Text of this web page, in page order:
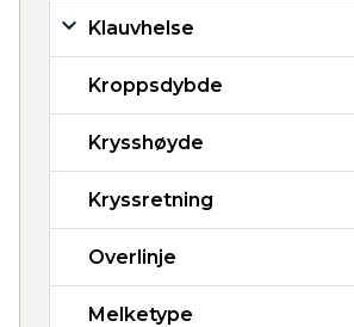
Klauvhelse
Kroppsdybde
Krysshøyde
Kryssretning
Overlinje
Melketype